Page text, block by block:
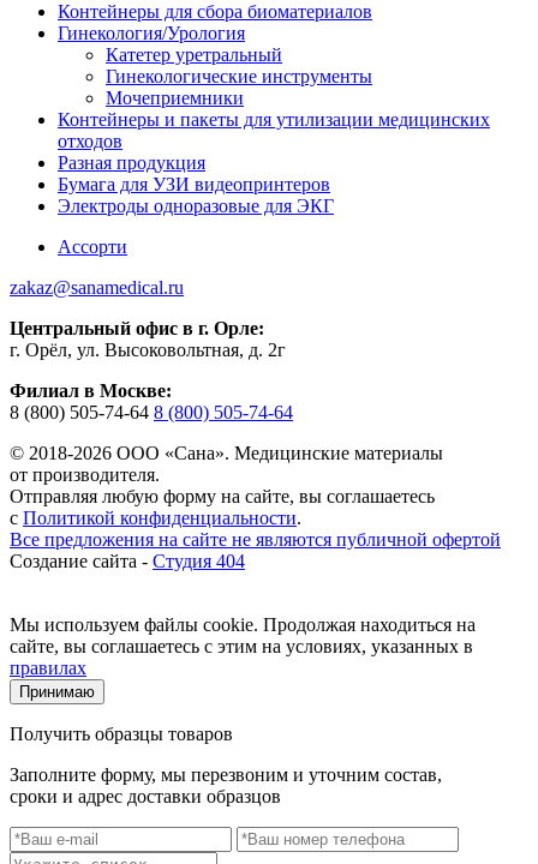
Контейнеры для сбора биоматериалов
Гинекология/Урология
Катетер уретральный
Гинекологические инструменты
Мочеприемники
Контейнеры и пакеты для утилизации медицинских
отходов
Разная продукция
Бумага для УЗИ видеопринтеров
Электроды одноразовые для ЭКГ
Ассорти
zakaz@sanamedical.ru
Центральный офис в г. Орле:
г. Орёл, ул. Высоковольтная, д. 2г
Филиал в Москве:
8 (800) 505-74-64 8 (800) 505-74-64
© 2018-2026 ООО «Сана». Медицинские материалы
от производителя.
Отправляя любую форму на сайте, вы соглашаетесь
с Политикой конфиденциальности.
Все предложения на сайте не являются публичной офертой
Создание сайта - Студия 404
Мы используем файлы cookie. Продолжая находиться на
сайте, вы соглашаетесь с этим на условиях, указанных в
правилах
Принимаю
Получить образцы товаров
Заполните форму, мы перезвоним и уточним состав,
сроки и адрес доставки образцов